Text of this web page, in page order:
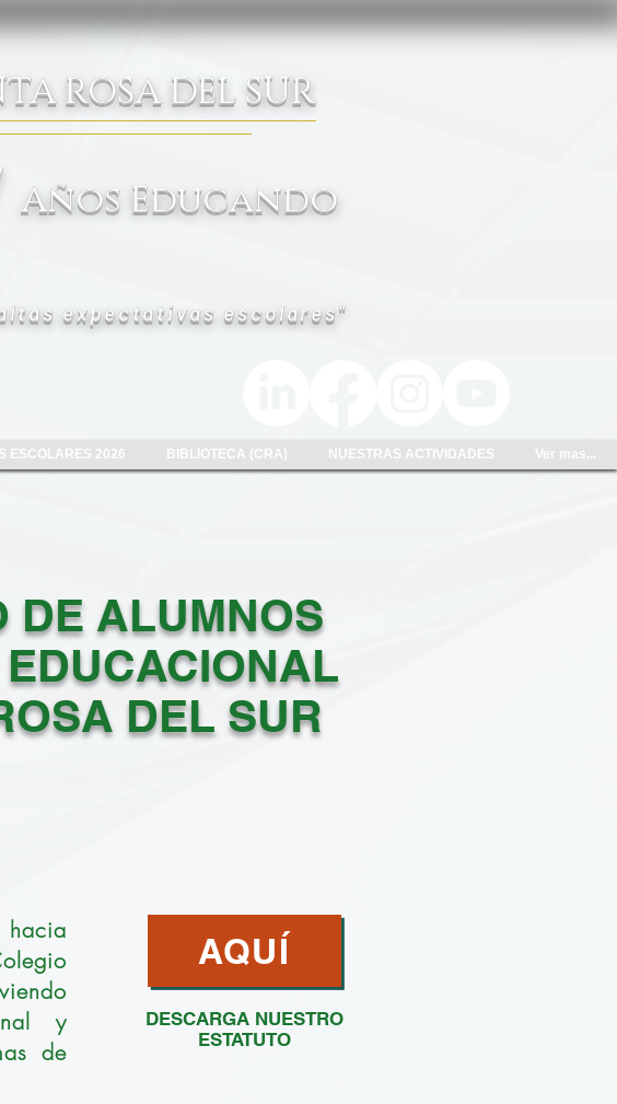
ROSA DEL SUR
Años Educando
expectativas escolares"
ESCOLARES 2026 BIBLIOTECA (CRA) NUESTRAS ACTIVIDADES Ver mas...
DE ALUMNOS
DEL SUR
hacia
y
de
AQUÍ
DESCARGA NUESTRO
ESTATUTO